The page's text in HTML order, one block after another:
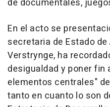
de documentales,
En el acto se
secretaria de Estado
Verstrynge, ha
desigualdad y poner
elementos centrales"
tanto en cuanto lo son